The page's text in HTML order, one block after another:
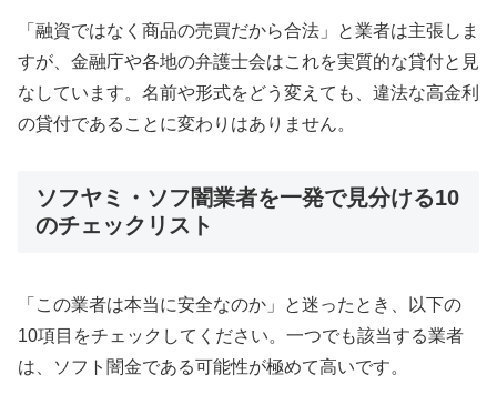
「融資ではなく商品の売買だから合法」と業者は主張しま
すが、金融庁や各地の弁護士会はこれを実質的な貸付と見
なしています。名前や形式をどう変えても、違法な高金利
の貸付であることに変わりはありません。
ソフヤミ・ソフ闇業者を一発で見分ける10
のチェックリスト
「この業者は本当に安全なのか」と迷ったとき、以下の
10項目をチェックしてください。一つでも該当する業者
は、ソフト闇金である可能性が極めて高いです。